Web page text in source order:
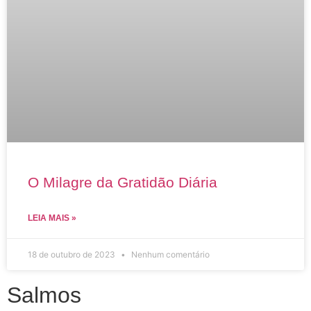
O Milagre da Gratidão Diária
LEIA MAIS »
18 de outubro de 2023 Nenhum comentário
Salmos